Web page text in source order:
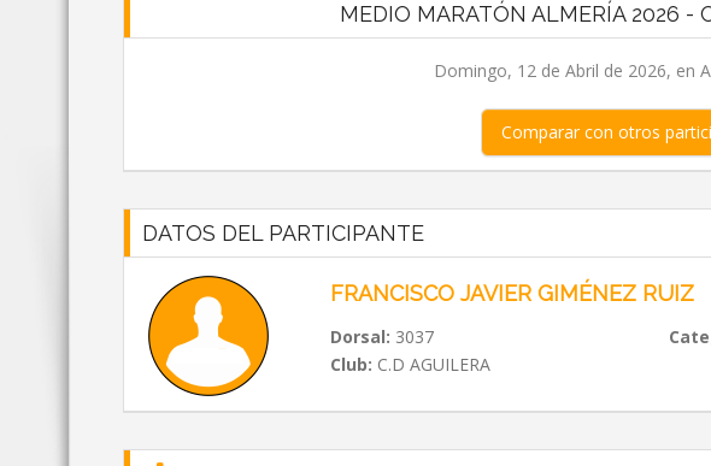
MEDIO MARATÓN ALMERÍA 2026 -
Domingo, 12 de Abril de 2026, en
Comparar con otros
DATOS DEL PARTICIPANTE
FRANCISCO JAVIER GIMÉNEZ RUIZ
Dorsal: 3037
Club: C.D AGUILERA